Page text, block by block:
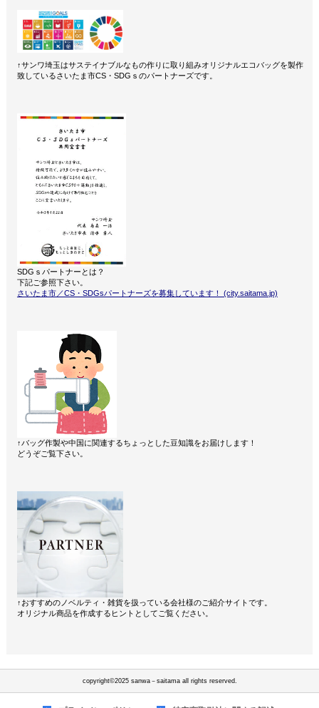
↑サンワ埼玉はサステイナブルなもの作りに取り組みオリジナルエコバッグを製作
致しているさいたま市CS・SDGｓのパートナーズです。
SDGｓパートナーとは？
下記ご参照下さい。
さいたま市／CS・SDGsパートナーズを募集しています！ (city.saitama.jp)
↑バッグ作製や中国に関連するちょっとした豆知識をお届けします！
どうぞご覧下さい。
↑おすすめのノベルティ・雑貨を扱っている会社様のご紹介サイトです。
オリジナル商品を作成するヒントとしてご覧ください。
copyright©2025 sanwa－saitama all rights reserved.